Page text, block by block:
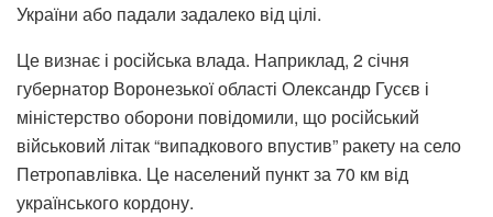
України або падали задалеко від цілі.
Це визнає і російська влада. Наприклад, 2 січня
губернатор Воронезької області Олександр Гусєв і
міністерство оборони повідомили, що російський
військовий літак “випадкового впустив” ракету на село
Петропавлівка. Це населений пункт за 70 км від
українського кордону.